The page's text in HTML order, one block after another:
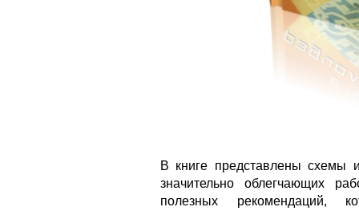
В книге представлены схемы
значительно облегчающих
полезных рекомендаций,